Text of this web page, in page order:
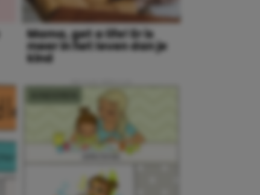
Mama, get a life! Er is
meer in het leven dan je
kind